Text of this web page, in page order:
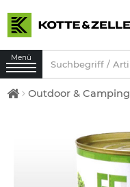
Menü
Outdoor & Camping